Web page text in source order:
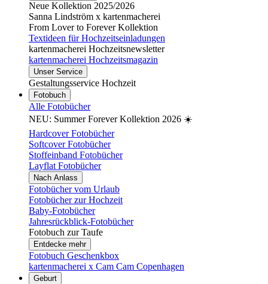
Neue Kollektion 2025/2026
Sanna Lindström x kartenmacherei
From Lover to Forever Kollektion
Textideen für Hochzeitseinladungen
kartenmacherei Hochzeitsnewsletter
kartenmacherei Hochzeitsmagazin
Unser Service
Gestaltungsservice Hochzeit
Fotobuch
Alle Fotobücher
NEU: Summer Forever Kollektion 2026 ☀️
Hardcover Fotobücher
Softcover Fotobücher
Stoffeinband Fotobücher
Layflat Fotobücher
Nach Anlass
Fotobücher vom Urlaub
Fotobücher zur Hochzeit
Baby-Fotobücher
Jahresrückblick-Fotobücher
Fotobuch zur Taufe
Entdecke mehr
Fotobuch Geschenkbox
kartenmacherei x Cam Cam Copenhagen
Geburt